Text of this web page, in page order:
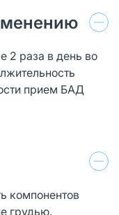
2 раза в день во
прием БАД
компонентов
грудью.